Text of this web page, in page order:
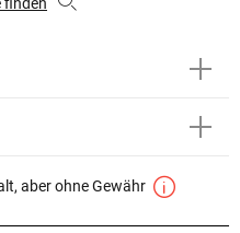
aber ohne Gewähr